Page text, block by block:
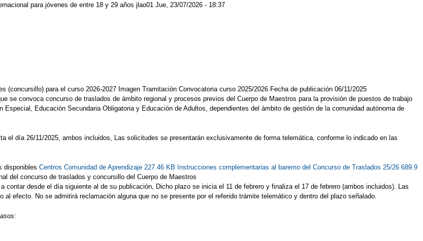
para jóvenes de entre 18 y 29 años jlao01 Jue, 23/07/2026 - 18:37
para el curso 2026-2027 Imagen Tramitación Convocatoria curso 2025/2026 Fecha de publicación 06/11/2025
se convoca concurso de traslados de ámbito regional y procesos previos del Cuerpo de Maestros para la provisión de puestos de trabajo
Educación Secundaria Obligatoria y Educación de Adultos, dependientes del ámbito de gestión de la comunidad autónoma de
el día 26/11/2025, ambos incluidos, Las solicitudes se presentarán exclusivamente de forma telemática, conforme lo indicado en las
disponibles Centros Comunidad de Aprendizaje 227.46 KB Instrucciones complementarias al baremo del Concurso de Traslados 25/26 689.9
del concurso de traslados y concursillo del Cuerpo de Maestros
desde el día siguiente al de su publicación, Dicho plazo se inicia el 11 de febrero y finaliza el 17 de febrero (ambos incluidos). Las
efecto. No se admitirá reclamación alguna que no se presente por el referido trámite telemático y dentro del plazo señalado.